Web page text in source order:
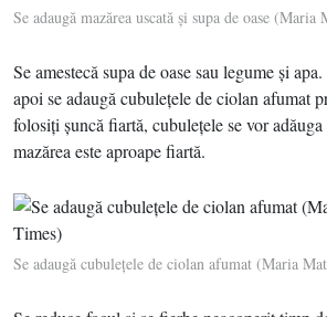
Se adaugă mazărea uscată şi supa de oase
Se amestecă supa de oase sau legume şi
apoi se adaugă cubuleţele de ciolan afumat
folosiţi şuncă fiartă, cubuleţele se vor
mazărea este aproape fiartă.
Se adaugă cubuleţele de ciolan afumat (Maria